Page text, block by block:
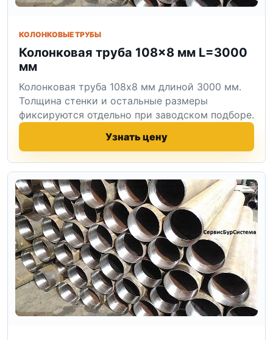
КОЛОНКОВЫЕ ТРУБЫ
Колонковая труба 108×8 мм L=3000
мм
Колонковая труба 108x8 мм длиной 3000 мм.
Толщина стенки и остальные размеры
фиксируются отдельно при заводском подборе.
Узнать цену